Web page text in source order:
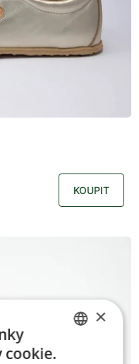
KOUPIT
×
cookie.